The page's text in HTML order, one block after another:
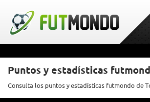
Puntos y estadísticas
Consulta los puntos y estadísticas futmondo de